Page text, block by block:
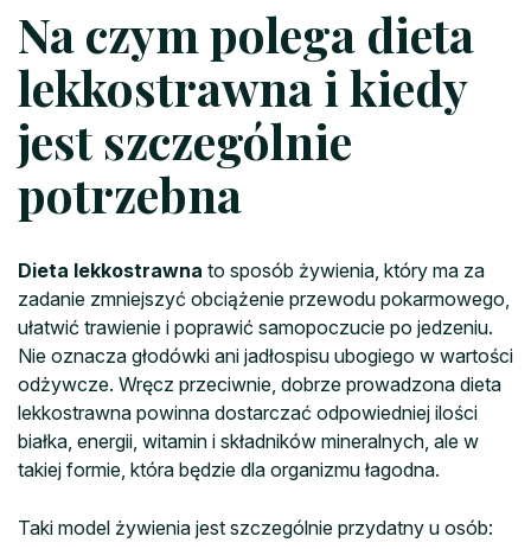
Na czym polega dieta
lekkostrawna i kiedy
jest szczególnie
potrzebna
Dieta lekkostrawna to sposób żywienia, który ma za
zadanie zmniejszyć obciążenie przewodu pokarmowego,
ułatwić trawienie i poprawić samopoczucie po jedzeniu.
Nie oznacza głodówki ani jadłospisu ubogiego w wartości
odżywcze. Wręcz przeciwnie, dobrze prowadzona dieta
lekkostrawna powinna dostarczać odpowiedniej ilości
białka, energii, witamin i składników mineralnych, ale w
takiej formie, która będzie dla organizmu łagodna.
Taki model żywienia jest szczególnie przydatny u osób: